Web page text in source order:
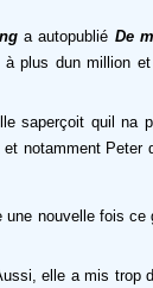
a autopublié De
dun million
quil na
notamment Peter
nouvelle fois ce
elle a mis